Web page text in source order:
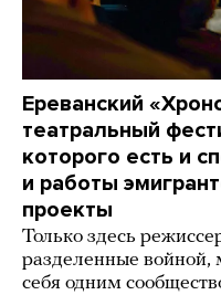
Ереванский
театральный
которого есть и
и работы
проекты
Только здесь
разделенные войной,
себя одним